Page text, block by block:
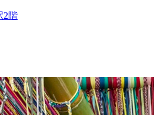
2階